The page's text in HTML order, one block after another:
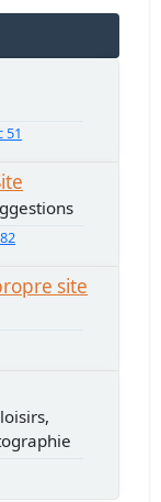
51
site